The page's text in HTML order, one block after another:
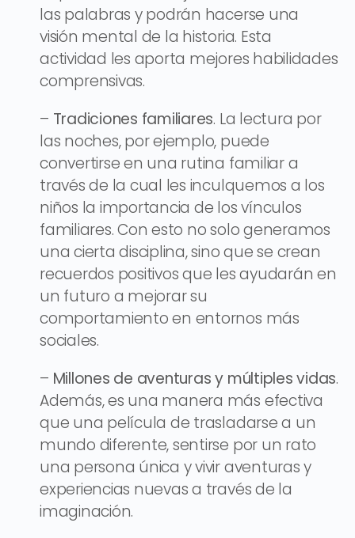
las palabras y podrán hacerse una
visión mental de la historia. Esta
actividad les aporta mejores habilidades
comprensivas.
– Tradiciones familiares. La lectura por
las noches, por ejemplo, puede
convertirse en una rutina familiar a
través de la cual les inculquemos a los
niños la importancia de los vínculos
familiares. Con esto no solo generamos
una cierta disciplina, sino que se crean
recuerdos positivos que les ayudarán en
un futuro a mejorar su
comportamiento en entornos más
sociales.
– Millones de aventuras y múltiples vidas.
Además, es una manera más efectiva
que una película de trasladarse a un
mundo diferente, sentirse por un rato
una persona única y vivir aventuras y
experiencias nuevas a través de la
imaginación.